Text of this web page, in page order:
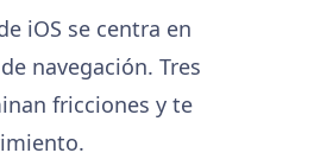
iOS se centra en
navegación. Tres
fricciones y te